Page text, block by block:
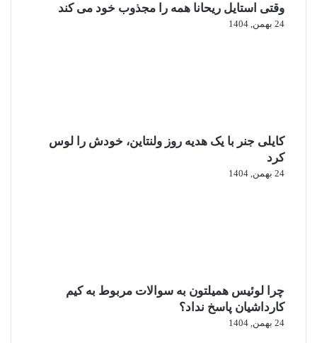
وقتی استایل ریحانا همه را مجذوب خود می‌ کند
24 بهمن, 1404
کایلی جنر با یک هدیه روز ولنتاین، خودش را لوس
کرد
24 بهمن, 1404
چرا لوئیس همیلتون به سوالات مربوط به کیم
کارداشیان پاسخ نداد؟
24 بهمن, 1404